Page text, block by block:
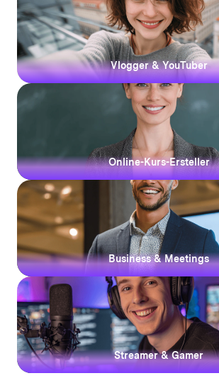
Vlogger & YouTuber
Online-Kurs-Ersteller
Business & Meetings
Streamer & Gamer